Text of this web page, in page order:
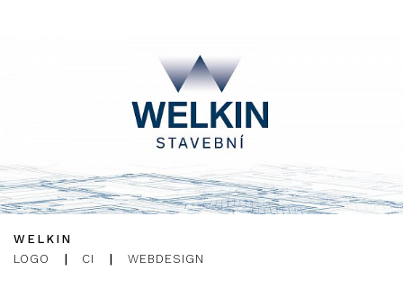
WELKIN
LOGO
| CI | WEBDESIGN